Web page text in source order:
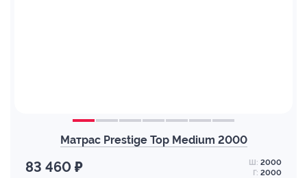
Матрас Prestige Top Medium 2000
83 460 ₽ Ш: 2000
Г: 2000